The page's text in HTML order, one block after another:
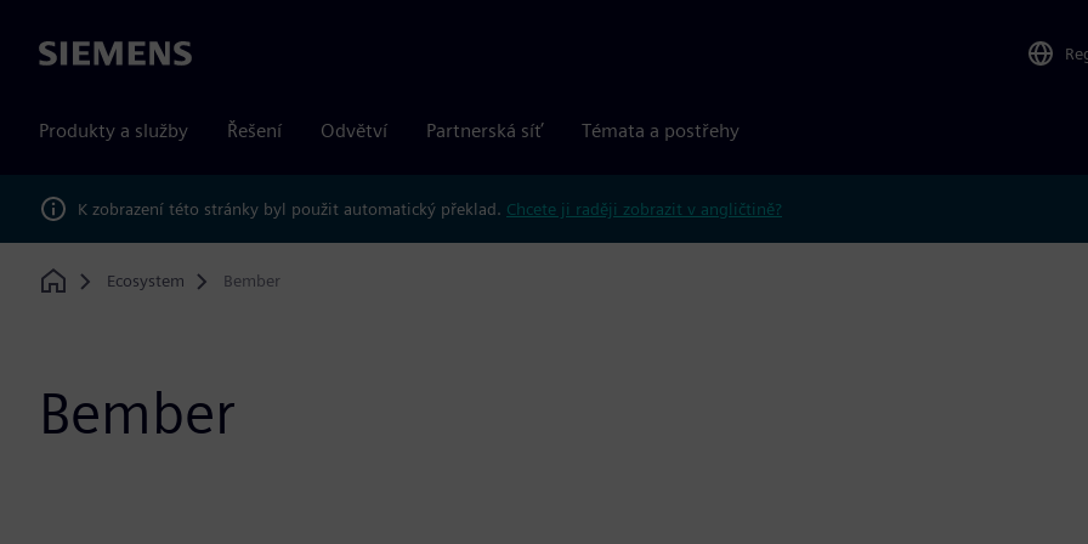
Siemens
Produkty a služby Řešení Odvětví Partnerská síť Témata a postřehy
K zobrazení této stránky byl použit automatický překlad. Chcete ji raději zobrazit v angličtině?
Home
Ecosystem Bember
Bember